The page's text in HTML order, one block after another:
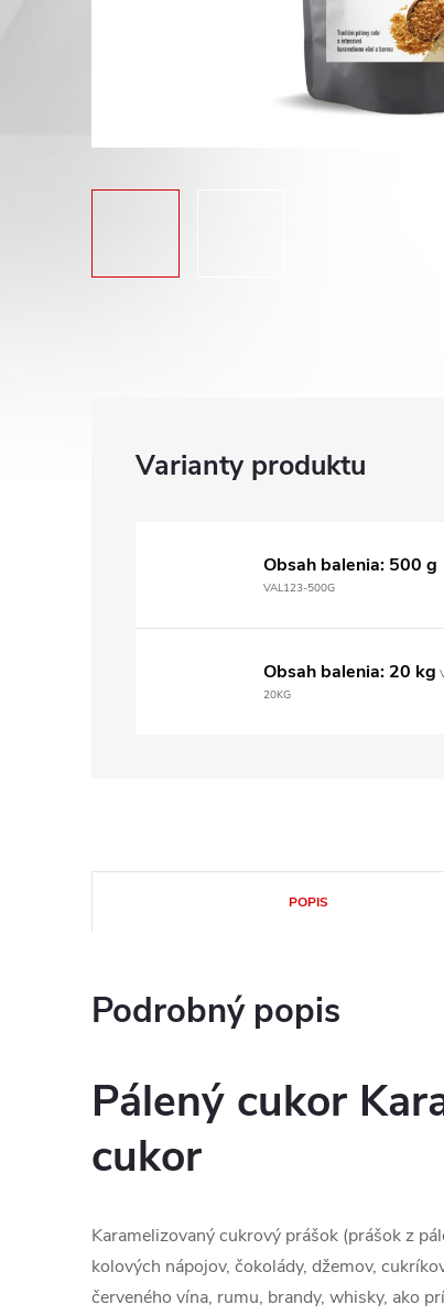
Obsah balenia: 500 g
VAL123-500G
Obsah balenia: 20 kg
20KG
POPIS
Podrobný popis
Pálený cukor
cukor
Karamelizovaný cukrový prášok (prášok z
kolových nápojov, čokolády, džemov,
červeného vína, rumu, brandy, whisky, ako